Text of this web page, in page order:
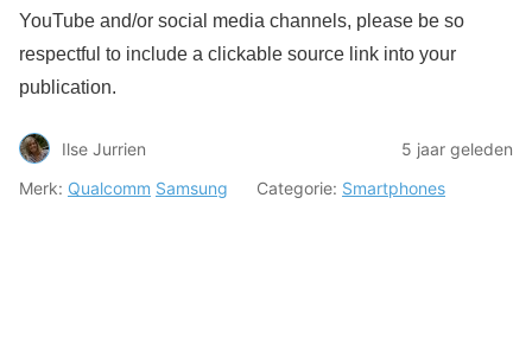
YouTube and/or social media channels, please be so
respectful to include a clickable source link into your
publication.
Ilse Jurrien
5 jaar geleden
Merk: Qualcomm Samsung Categorie: Smartphones